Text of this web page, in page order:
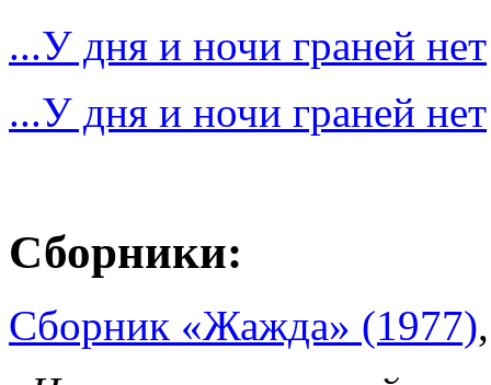
...У дня и ночи граней нет
...У дня и ночи граней нет
Сборники:
Сборник «Жажда» (1977)